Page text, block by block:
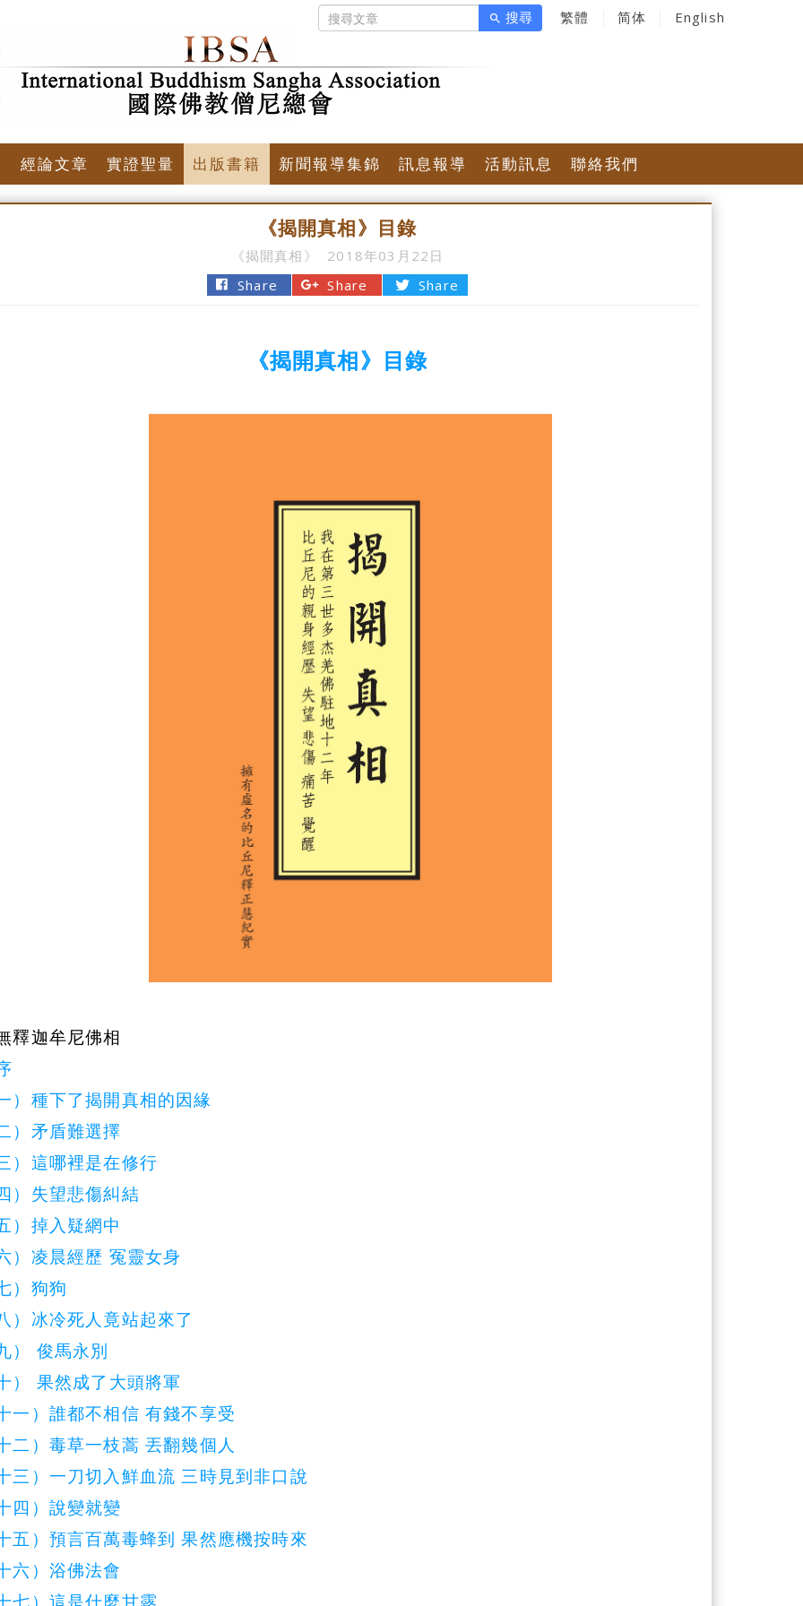
繁體 简体 English
search 搜尋
經論文章 實證聖量 出版書籍 新聞報導集錦 訊息報導 活動訊息 聯絡我們
《揭開真相》目錄
《揭開真相》
2018年03月22日
Share
Share Share
《揭開真相》目錄
釋迦牟尼佛相
一）種下了揭開真相的因緣
）矛盾難選擇
）這哪裡是在修行
）失望悲傷糾結
）掉入疑網中
）凌晨經歷 冤靈女身
）狗狗
）冰冷死人竟站起來了
） 俊馬永別
） 果然成了大頭將軍
十一）誰都不相信 有錢不享受
二）毒草一枝蒿 丟翻幾個人
十三）一刀切入鮮血流 三時見到非口說
四）說變就變
十五）預言百萬毒蜂到 果然應機按時來
六）浴佛法會
七）這是什麼甘露